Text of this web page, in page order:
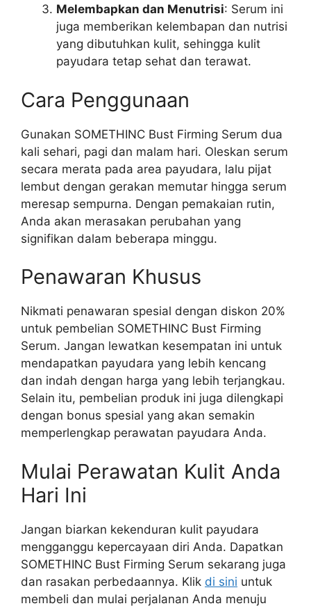
Melembapkan dan Menutrisi: Serum ini
juga memberikan kelembapan dan nutrisi
yang dibutuhkan kulit, sehingga kulit
payudara tetap sehat dan terawat.
Cara Penggunaan
Gunakan SOMETHINC Bust Firming Serum dua
kali sehari, pagi dan malam hari. Oleskan serum
secara merata pada area payudara, lalu pijat
lembut dengan gerakan memutar hingga serum
meresap sempurna. Dengan pemakaian rutin,
Anda akan merasakan perubahan yang
signifikan dalam beberapa minggu.
Penawaran Khusus
Nikmati penawaran spesial dengan diskon 20%
untuk pembelian SOMETHINC Bust Firming
Serum. Jangan lewatkan kesempatan ini untuk
mendapatkan payudara yang lebih kencang
dan indah dengan harga yang lebih terjangkau.
Selain itu, pembelian produk ini juga dilengkapi
dengan bonus spesial yang akan semakin
memperlengkap perawatan payudara Anda.
Mulai Perawatan Kulit Anda
Hari Ini
Jangan biarkan kekenduran kulit payudara
mengganggu kepercayaan diri Anda. Dapatkan
SOMETHINC Bust Firming Serum sekarang juga
dan rasakan perbedaannya. Klik di sini untuk
membeli dan mulai perjalanan Anda menuju